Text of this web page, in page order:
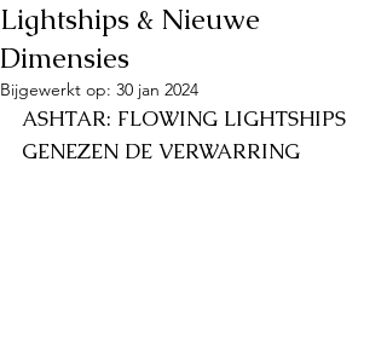
Lightships & Nieuwe
Dimensies
Bijgewerkt op: 30 jan 2024
ASHTAR: FLOWING LIGHTSHIPS
GENEZEN DE VERWARRING